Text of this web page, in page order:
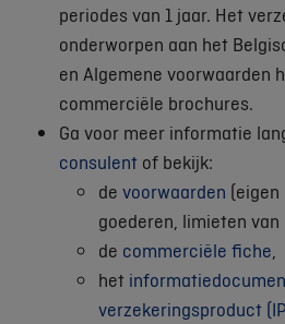
periodes van 1 jaar. Het
onderworpen aan het
en Algemene voorwaarden
commerciële brochures.
Ga voor meer informatie
consulent of bekijk:
de voorwaarden
goederen, limieten van
de commerciële fiche
het
verzekeringsproduct